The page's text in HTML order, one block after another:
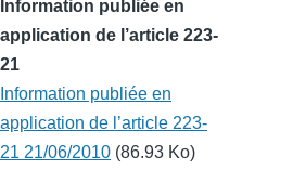
Information publiée en
application de l’article 223-
21
Information publiée en
application de l’article 223-
21 21/06/2010 (86.93 Ko)